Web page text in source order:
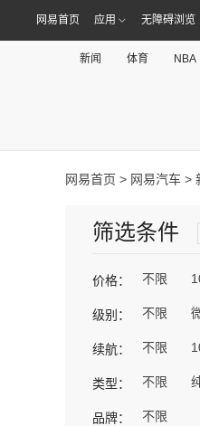
网易首页 应用 无障碍浏览
新闻 体育 NBA
网易首页 > 网易汽车 >
筛选条件
价格： 不限
级别： 不限
续航： 不限
类型： 不限
品牌：
不限